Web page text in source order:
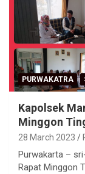
PURWAKATRA
Kapolsek
Minggon
28 March 2023
Purwakarta –
Rapat Minggon